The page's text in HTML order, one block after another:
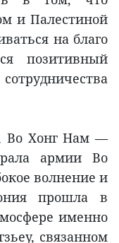
и Палестиной
на благо
позитивный
Во Хонг Нам —
армии Во
волнение и
прошла в
именно
связанном